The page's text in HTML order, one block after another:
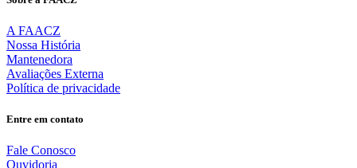
A FAACZ
Nossa História
Mantenedora
Avaliações Externa
Política de privacidade
Entre em contato
Fale Conosco
Ouvidoria